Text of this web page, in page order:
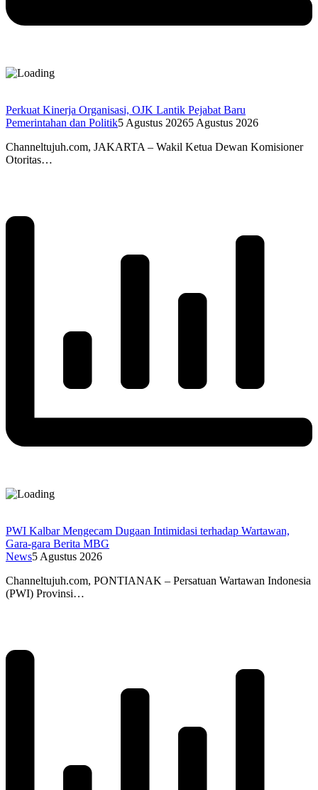
Perkuat Kinerja Organisasi, OJK Lantik Pejabat Baru
Pemerintahan dan Politik5 Agustus 20265 Agustus 2026
Channeltujuh.com, JAKARTA – Wakil Ketua Dewan Komisioner
Otoritas…
PWI Kalbar Mengecam Dugaan Intimidasi terhadap Wartawan,
Gara-gara Berita MBG
News5 Agustus 2026
Channeltujuh.com, PONTIANAK – Persatuan Wartawan Indonesia
(PWI) Provinsi…